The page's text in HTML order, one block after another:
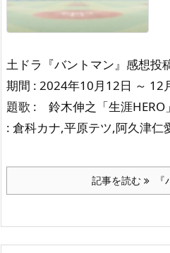
土ドラ『バントマン』感想
期間 : 2024年10月12日 ～
題歌 : 鈴木伸之「生涯
: 倉科カナ,平原テツ,阿久津仁
記事を読む 『